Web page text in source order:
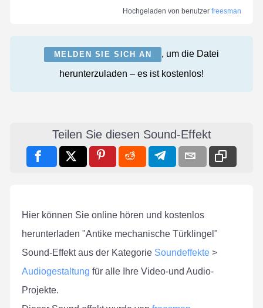
Hochgeladen von benutzer freesman
MELDEN SIE SICH AN
, um die Datei
herunterzuladen – es ist kostenlos!
Teilen Sie diesen Sound-Effekt
Hier können Sie online hören und kostenlos
herunterladen "Antike mechanische Türklingel"
Sound-Effekt aus der Kategorie Soundeffekte >
Audiogestaltung für alle Ihre Video-und Audio-
Projekte.